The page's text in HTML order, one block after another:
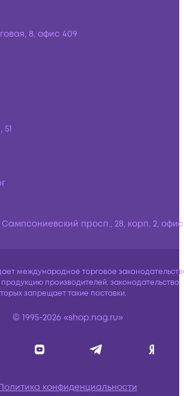
8, офис 409
51
просп., 28, корп. 2,
международное торговое
производителей, законодательство
запрещает такие поставки.
© 1995-2026 «shop.nag.ru»
конфиденциальности